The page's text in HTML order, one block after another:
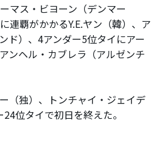
マス・ビヨーン（デンマー
連覇がかかるY.E.ヤン（韓）、ア
ド）、4アンダー5位タイにアー
ンヘル・カブレラ（アルゼンチ
（独）、トンチャイ・ジェイデ
位タイで初日を終えた。